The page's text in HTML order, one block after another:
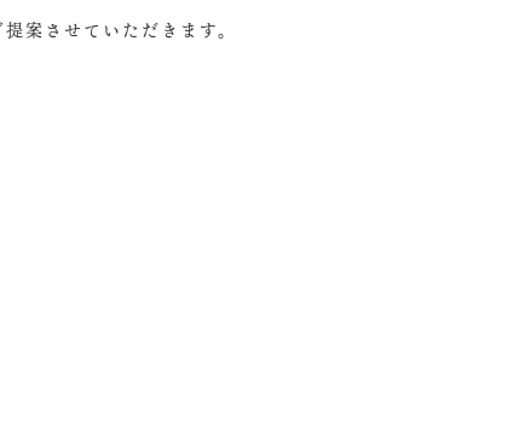
案させていただきます。